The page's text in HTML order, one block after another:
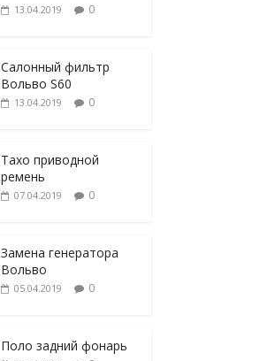
13.04.2019 0
Салонный фильтр
Вольво S60
13.04.2019 0
Тахо приводной
ремень
07.04.2019 0
Замена генератора
Вольво
05.04.2019 0
Поло задний фонарь